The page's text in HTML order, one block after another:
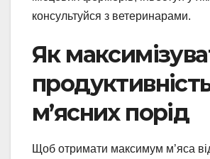
консультуйся з ветеринарами.
Як
м’ясних порід
Щоб отримати максимум м’яса